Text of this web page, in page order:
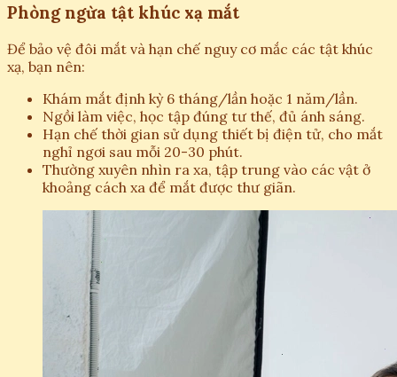
Phòng ngừa tật khúc xạ mắt
Để bảo vệ đôi mắt và hạn chế nguy cơ mắc các tật khúc
xạ, bạn nên:
Khám mắt định kỳ 6 tháng/lần hoặc 1 năm/lần.
Ngồi làm việc, học tập đúng tư thế, đủ ánh sáng.
Hạn chế thời gian sử dụng thiết bị điện tử, cho mắt
nghỉ ngơi sau mỗi 20-30 phút.
Thường xuyên nhìn ra xa, tập trung vào các vật ở
khoảng cách xa để mắt được thư giãn.